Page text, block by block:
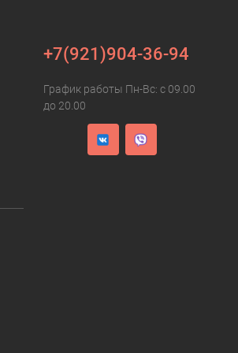
+7(921)904-36-94
График работы Пн-Вс: с 09.00
до 20.00